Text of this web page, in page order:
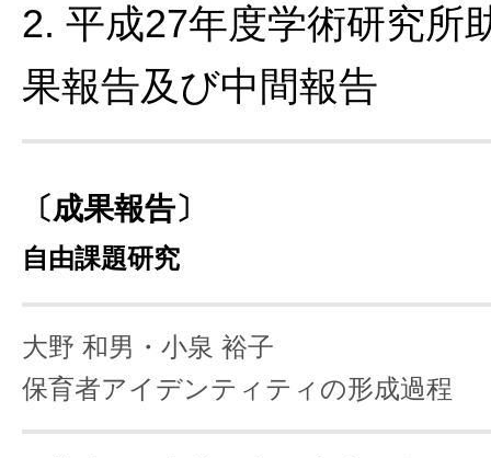
2. 平成27年度学術研究所
果報告及び中間報告
〔成果報告〕
自由課題研究
大野 和男・小泉 裕子
保育者アイデンティティの形成過程